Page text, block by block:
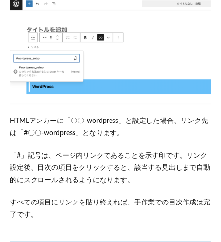
HTMLアンカーに「〇〇-wordpress」と設定した場合、リンク先
は「#〇〇-wordpress」となります。
「#」記号は、ページ内リンクであることを示す印です。リンク
設定後、目次の項目をクリックすると、該当する見出しまで自動
的にスクロールされるようになります。
すべての項目にリンクを貼り終えれば、手作業での目次作成は完
了です。